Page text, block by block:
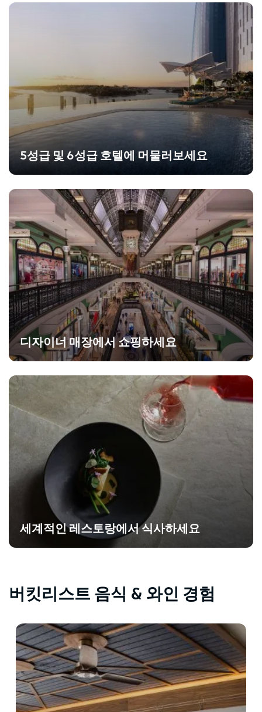
5성급 및 6성급 호텔에 머물러보세요
디자이너 매장에서 쇼핑하세요
세계적인 레스토랑에서 식사하세요
버킷리스트 음식 & 와인 경험